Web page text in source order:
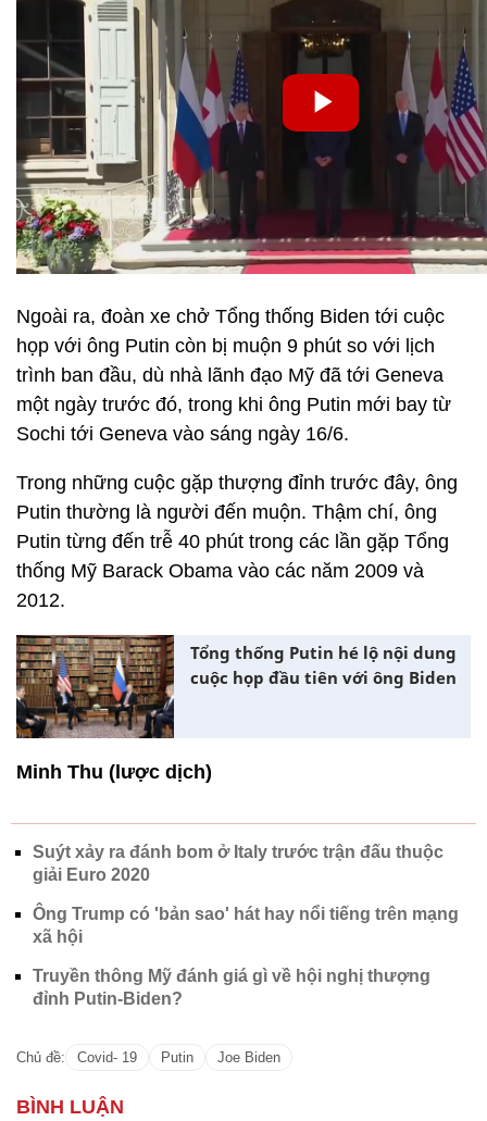
Ngoài ra, đoàn xe chở Tổng thống Biden tới cuộc
họp với ông Putin còn bị muộn 9 phút so với lịch
trình ban đầu, dù nhà lãnh đạo Mỹ đã tới Geneva
một ngày trước đó, trong khi ông Putin mới bay từ
Sochi tới Geneva vào sáng ngày 16/6.
Trong những cuộc gặp thượng đỉnh trước đây, ông
Putin thường là người đến muộn. Thậm chí, ông
Putin từng đến trễ 40 phút trong các lần gặp Tổng
thống Mỹ Barack Obama vào các năm 2009 và
2012.
Tổng thống Putin hé lộ nội dung
cuộc họp đầu tiên với ông Biden
Minh Thu (lược dịch)
Suýt xảy ra đánh bom ở Italy trước trận đấu thuộc
giải Euro 2020
Ông Trump có 'bản sao' hát hay nổi tiếng trên mạng
xã hội
Truyền thông Mỹ đánh giá gì về hội nghị thượng
đỉnh Putin-Biden?
Chủ đề: Covid- 19 Putin Joe Biden